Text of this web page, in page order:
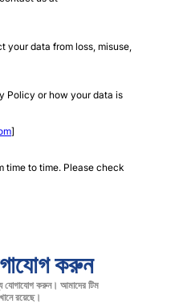
your data from loss, misuse,
Policy or how your data is
]
time to time. Please check
করুন
যোগাযোগ করুন। আমাদের টিম
রয়েছে।